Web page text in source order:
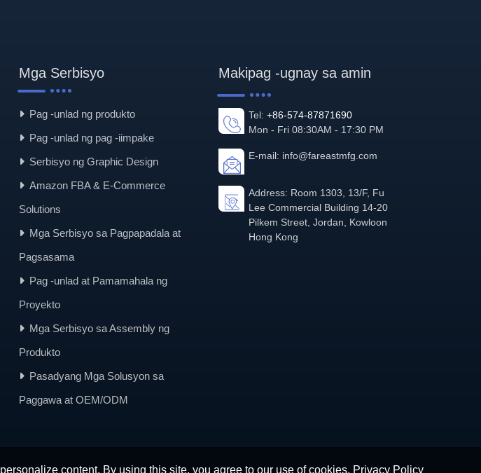
Mga Serbisyo
Pag -unlad ng produkto
Pag -unlad ng pag -iimpake
Serbisyo ng Graphic Design
Amazon FBA & E-Commerce
Solutions
Mga Serbisyo sa Pagpapadala at
Pagsasama
Pag -unlad at Pamamahala ng
Proyekto
Mga Serbisyo sa Assembly ng
Produkto
Pasadyang Mga Solusyon sa
Paggawa at OEM/ODM
Makipag -ugnay sa amin
Tel: +86-574-87871690
Mon - Fri 08:30AM - 17:30 PM
E-mail: info@fareastmfg.com
Address: Room 1303, 13/F, Fu
Lee Commercial Building 14-20
Pilkem Street, Jordan, Kowloon
Hong Kong
content. By using this site, you agree to our use of cookies. Privacy Policy